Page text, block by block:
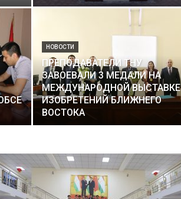
НОВОСТИ
ПРЕПОДАВАТЕЛИ ТНУ
ЗАВОЕВАЛИ 3 МЕДАЛИ НА
МЕЖДУНАРОДНОЙ ВЫСТАВКЕ
ИЗОБРЕТЕНИЙ БЛИЖНЕГО
ВОСТОКА